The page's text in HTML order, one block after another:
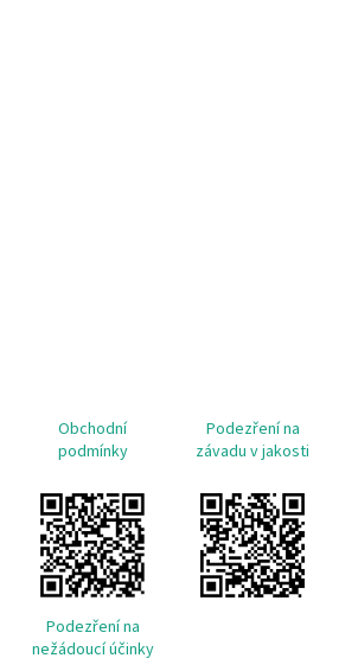
Obchodní
podmínky
Podezření na
závadu v jakosti
Podezření na
nežádoucí účinky